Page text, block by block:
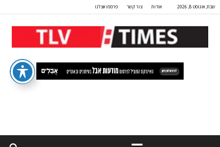
שבת, אוגוסט 8, 2026 אודות צור קשר פרסמו אצלנו